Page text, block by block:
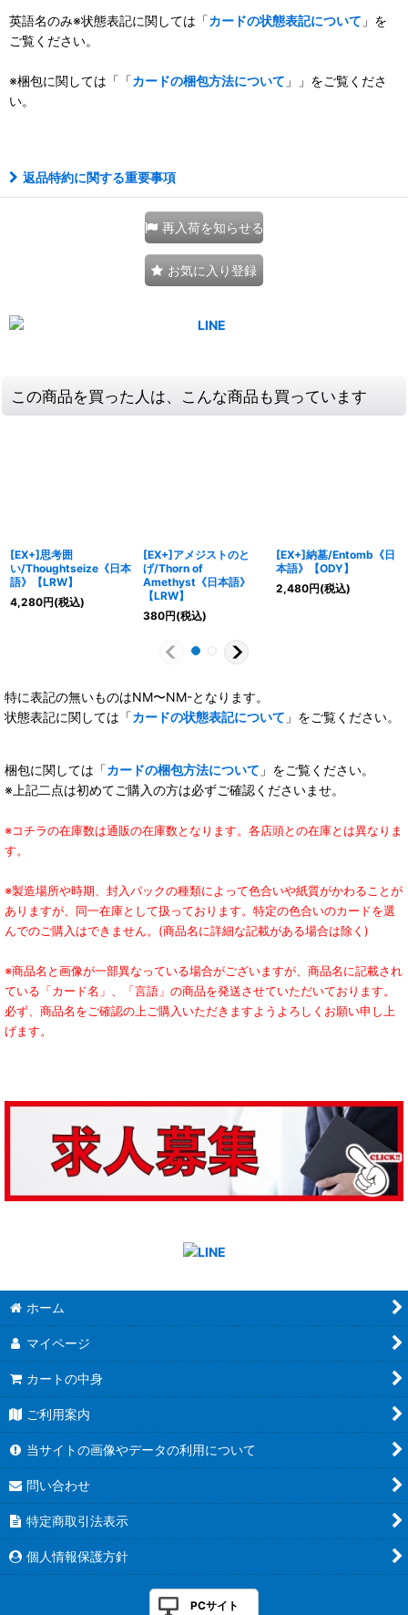
英語名のみ※状態表記に関しては「カードの状態表記について 」を
ご覧ください。
※梱包に関しては「「カードの梱包方法について 」」をご覧くださ
い。
返品特約に関する重要事項
再入荷を知らせる
お気に入り登録
この商品を買った人は、こんな商品も買っています
[EX+]思考囲
い/Thoughtseize《日本
語》【LRW】
4,280円(税込)
[EX+]アメジストのと
げ/Thorn of
Amethyst《日本語》
【LRW】
380円(税込)
[EX+]納墓/Entomb《日
本語》【ODY】
2,480円(税込)
特に表記の無いものはNM〜NM-となります。
状態表記に関しては「カードの状態表記について 」をご覧ください。
梱包に関しては「カードの梱包方法について 」をご覧ください。
※上記二点は初めてご購入の方は必ずご確認くださいませ。
※コチラの在庫数は通販の在庫数となります。各店頭との在庫とは異なりま
す。
※製造場所や時期、封入パックの種類によって色合いや紙質がかわることが
ありますが、同一在庫として扱っております。特定の色合いのカードを選
んでのご購入はできません。(商品名に詳細な記載がある場合は除く)
※商品名と画像が一部異なっている場合がございますが、商品名に記載され
ている「カード名」、「言語」の商品を発送させていただいております。
必ず、商品名をご確認の上ご購入いただきますようよろしくお願い申し上
げます。
ホーム
マイページ
カートの中身
ご利用案内
当サイトの画像やデータの利用について
問い合わせ
特定商取引法表示
個人情報保護方針
PCサイト